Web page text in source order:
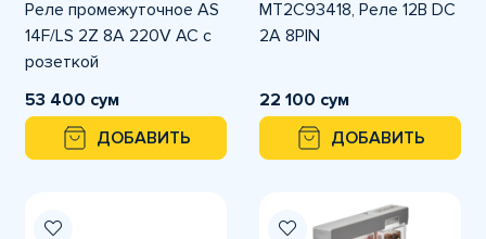
Реле промежуточное AS
14F/LS 2Z 8A 220V AC с
розеткой
53 400 сум
ДОБАВИТЬ
MT2C93418, Реле 12В DC
2A 8PIN
22 100 сум
ДОБАВИТЬ